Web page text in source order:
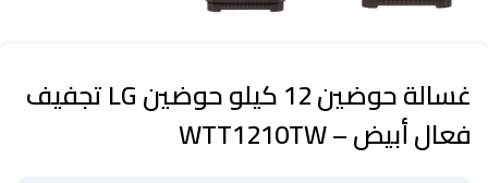
غسالة حوضين 12 كيلو حوضين LG تجفيف
فعال أبيض – WTT1210TW